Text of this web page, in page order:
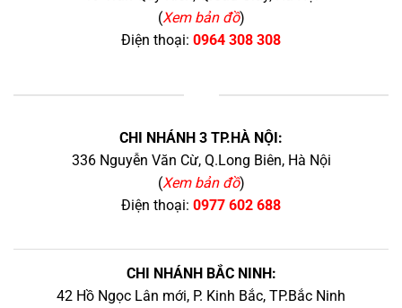
(Xem bản đồ)
Điện thoại: 0964 308 308
CHI NHÁNH 3 TP.HÀ NỘI:
336 Nguyễn Văn Cừ, Q.Long Biên, Hà Nội
(Xem bản đồ)
Điện thoại: 0977 602 688
CHI NHÁNH BẮC NINH:
42 Hồ Ngọc Lân mới, P. Kinh Bắc, TP.Bắc Ninh